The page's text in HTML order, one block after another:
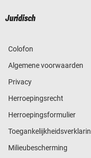
Juridisch
Colofon
Algemene voorwaarden
Privacy
Herroepingsrecht
Herroepingsformulier
Milieubescherming